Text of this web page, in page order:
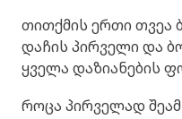
თითქმის ერთი თვეა
დაჩის პირველი და
ყველა დაზიანების
როცა პირველად